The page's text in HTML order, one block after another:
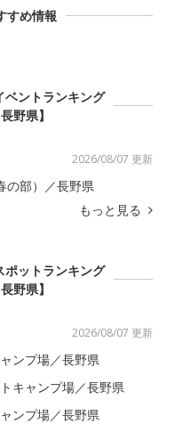
すめ情報
ベントランキング
長野県】
2026/08/07 更新
の部）／長野県
もっと見る
ポットランキング
長野県】
2026/08/07 更新
ンプ場／長野県
キャンプ場／長野県
ンプ場／長野県